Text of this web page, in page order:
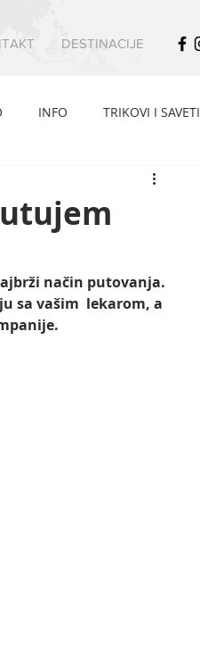
DESTINACIJE
INFO TRIKOVI I SAVETI
način putovanja.
sa vašim  lekarom, a